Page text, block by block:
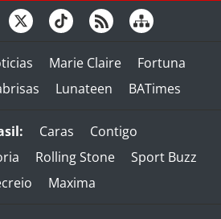
Marie Claire
Fortuna
Lunateen BATimes
Caras
Contigo
Rolling Stone
Sport Buzz
Maxima